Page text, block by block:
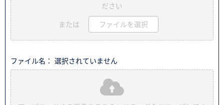
ださい
または ファイルを選択
ファイル名： 選択されていません